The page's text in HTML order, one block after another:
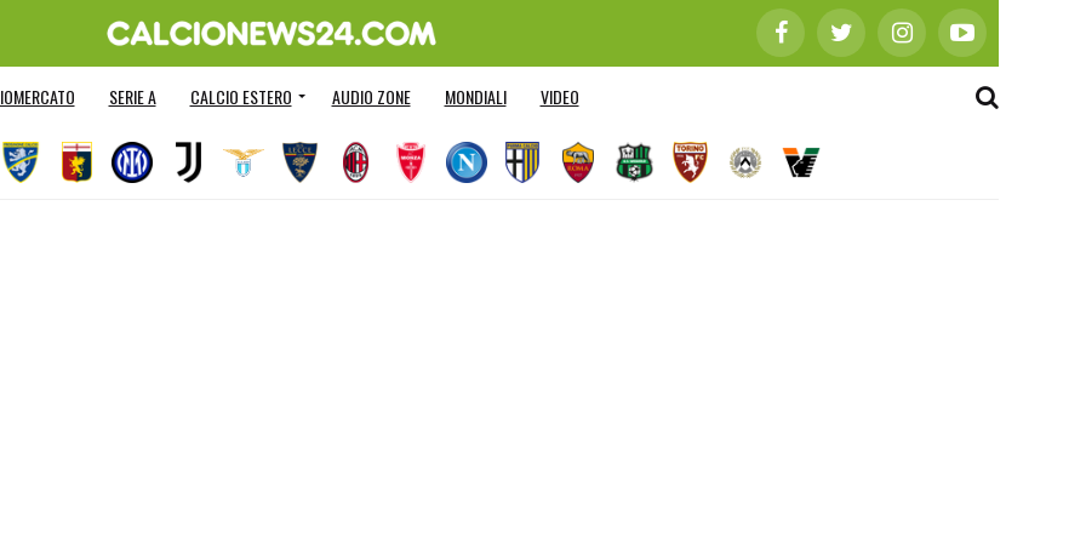
SERIE A CALCIO ESTERO AUDIO ZONE MONDIALI VIDEO